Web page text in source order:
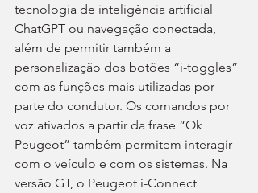
tecnologia de inteligência artificial
ChatGPT ou navegação conectada,
além de permitir também a
personalização dos botões “i-toggles”
com as funções mais utilizadas por
parte do condutor. Os comandos por
voz ativados a partir da frase “Ok
Peugeot” também permitem interagir
com o veículo e com os sistemas. Na
versão GT, o Peugeot i-Connect